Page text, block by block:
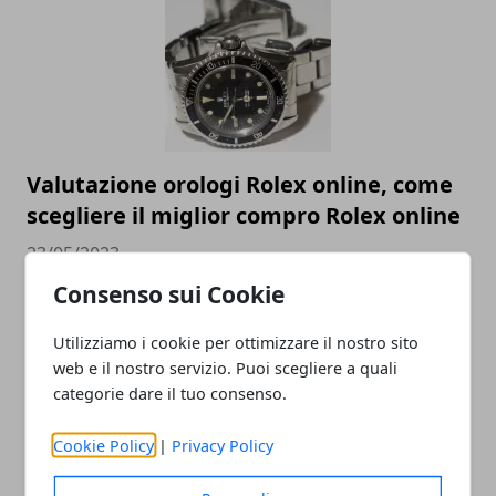
Consenso sui Cookie
Utilizziamo i cookie per ottimizzare il nostro sito
web e il nostro servizio. Puoi scegliere a quali
categorie dare il tuo consenso.
Cookie Policy | Privacy Policy
Valutazione orologi Rolex online, come
scegliere il miglior compro Rolex online
23/05/2023